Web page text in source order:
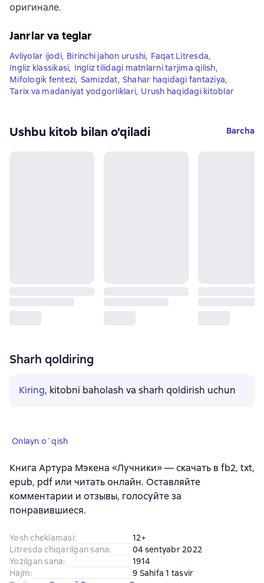
оригинале.
Janrlar va teglar
Avliyolar ijodi, Birinchi jahon urushi, Faqat Litresda,
Ingliz klassikasi, Ingliz tilidagi matnlarni tarjima qilish,
Mifologik fentezi, Samizdat, Shahar haqidagi fantaziya,
Tarix va madaniyat yodgorliklari, Urush haqidagi kitoblar
Ushbu kitob bilan o'qiladi Barcha
Sharh qoldiring
Kiring, kitobni baholash va sharh qoldirish uchun
Onlayn o`qish
Книга Артура Мэкена «Лучники» — скачать в fb2, txt,
epub, pdf или читать онлайн. Оставляйте
комментарии и отзывы, голосуйте за
понравившиеся.
Yosh cheklamasi:
12+
Litresda chiqarilgan sana:
04 sentyabr 2022
Yozilgan sana:
1914
Hajm:
9 Sahifa 1 tasvir